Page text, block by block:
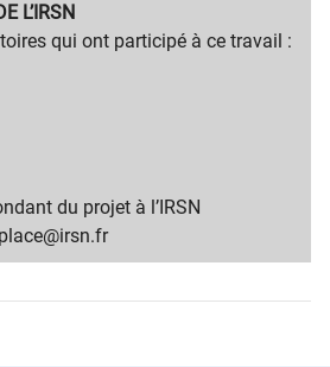
L’IRSN
qui ont participé à ce travail :
du projet à l’IRSN